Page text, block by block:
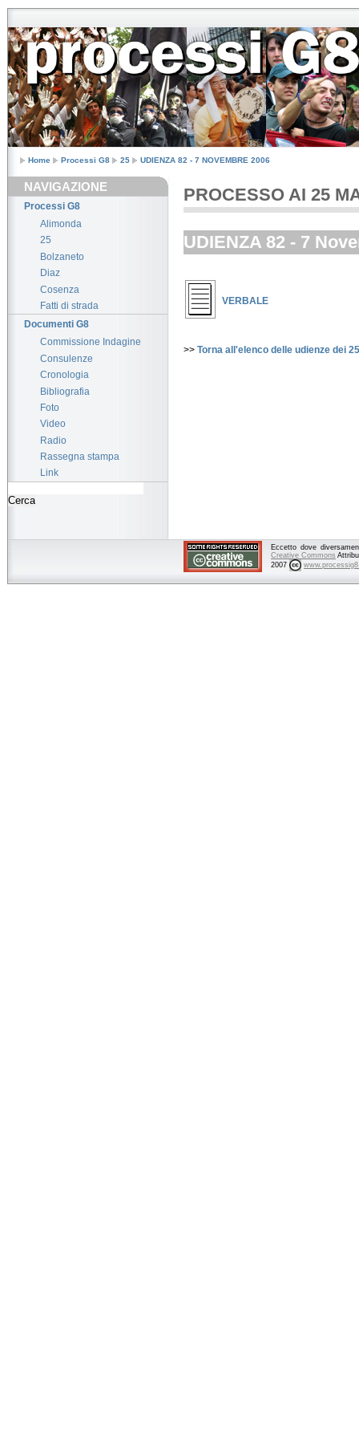
Home Processi G8 25 UDIENZA 82 - 7 NOVEMBRE 2006
NAVIGAZIONE
Processi G8
Alimonda
25
Bolzaneto
Diaz
Cosenza
Fatti di strada
Documenti G8
Commissione Indagine
Consulenze
Cronologia
Bibliografia
Foto
Video
Radio
Rassegna stampa
Link
PROCESSO AI 25
UDIENZA 82 - 7
VERBALE
>> Torna all'elenco delle udienze dei 25
Eccetto dove
Creative Commons
2007